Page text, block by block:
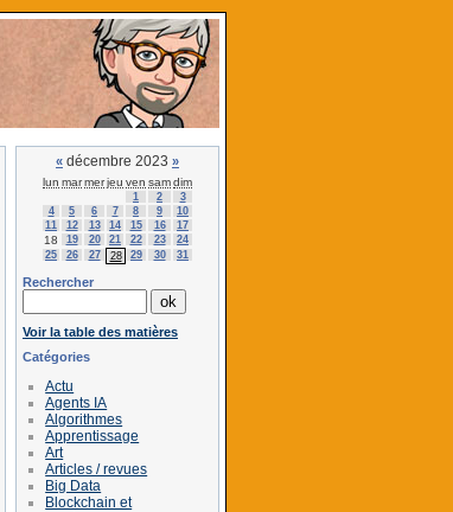
« décembre 2023 »
lun marmerjeu ven samdim
1 2
3
4
5 6 7 8 9
10
11
12 13 14 15 16 17
18 19 20 21 22 23
24
25
26 27 28 29 30 31
Rechercher
Voir la table des matières
Catégories
Actu
Agents IA
Algorithmes
Apprentissage
Art
Articles / revues
Big Data
Blockchain et